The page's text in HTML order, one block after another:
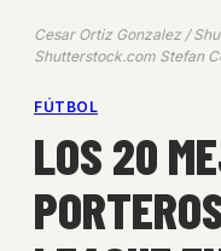
Cesar Ortiz Gonzalez /
Shutterstock.com Stefan
FÚTBOL
LOS 20